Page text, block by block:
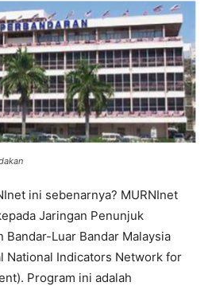
ini sebenarnya? MURNInet
Jaringan Penunjuk
Bandar-Luar Bandar Malaysia
National Indicators Network for
Program ini adalah